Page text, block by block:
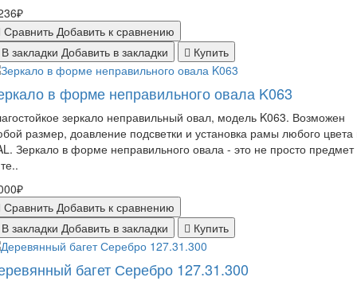
Сравнить Добавить к сравнению
закладки Добавить в закладки Купить
в форме неправильного овала K063
зеркало неправильный овал, модель K063. Возможен
размер, доавление подсветки и установка рамы любого цвета
Зеркало в форме неправильного овала - это не просто предмет
Сравнить Добавить к сравнению
закладки Добавить в закладки Купить
багет Серебро 127.31.300